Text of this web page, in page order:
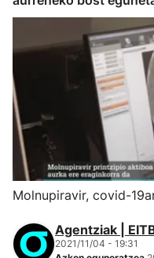
Molnupiravir, covid-
Agentziak |
2021/11/04 - 19:31